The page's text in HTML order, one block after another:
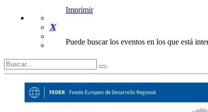
Imprimir
Puede buscar los eventos en los que está